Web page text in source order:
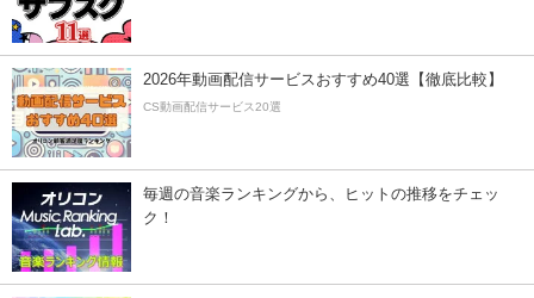
2026年動画配信サービスおすすめ40選【徹底比較】
CS動画配信サービス20選
毎週の音楽ランキングから、ヒットの推移をチェッ
ク！